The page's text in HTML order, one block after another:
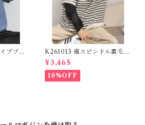
プブラ
R
】
K261013 裾スピンドル裏毛カ
ットベスト / Drawstring He
m Sweat Cut Vest
¥3,465
10%OFF